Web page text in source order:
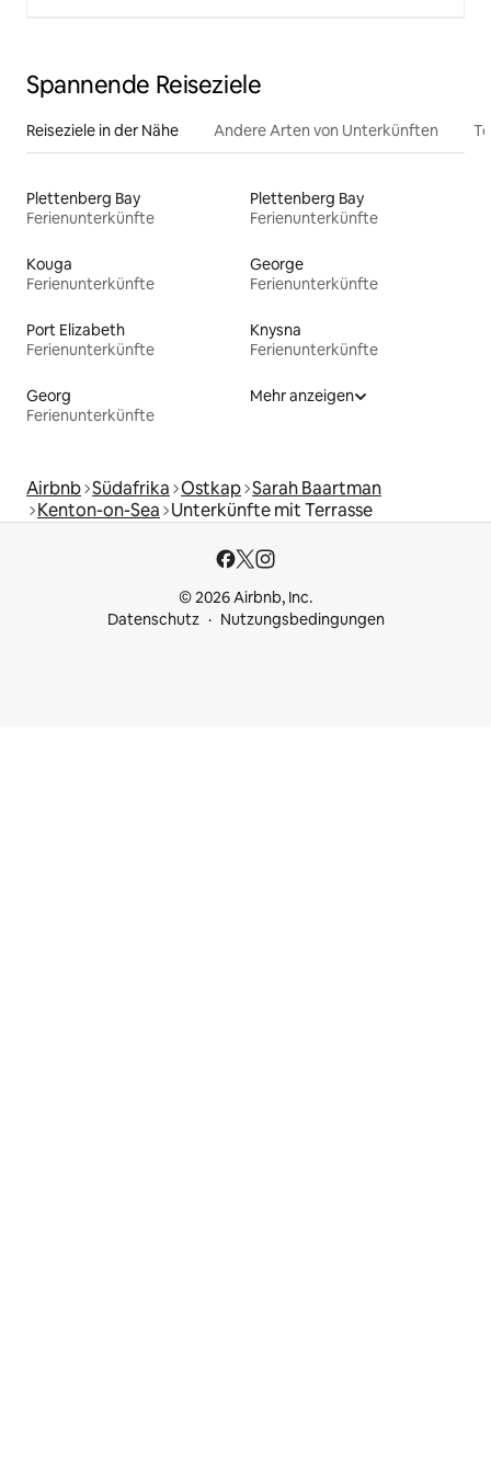
Spannende Reiseziele
Reiseziele in der Nähe Andere Arten von Unterkünften
Plettenberg Bay
Ferienunterkünfte
Plettenberg Bay
Ferienunterkünfte
Kouga
Ferienunterkünfte
George
Ferienunterkünfte
Port Elizabeth
Ferienunterkünfte
Knysna
Ferienunterkünfte
Georg
Ferienunterkünfte
Mehr anzeigen
Airbnb Südafrika Ostkap Sarah Baartman
Kenton-on-Sea Unterkünfte mit Terrasse
© 2026 Airbnb, Inc.
Datenschutz
Nutzungsbedingungen